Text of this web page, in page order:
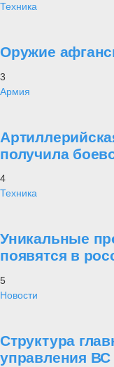
Техника
Оружие
3
Армия
получила
4
Техника
Уникальные
появятся в
5
Новости
Структура
управления